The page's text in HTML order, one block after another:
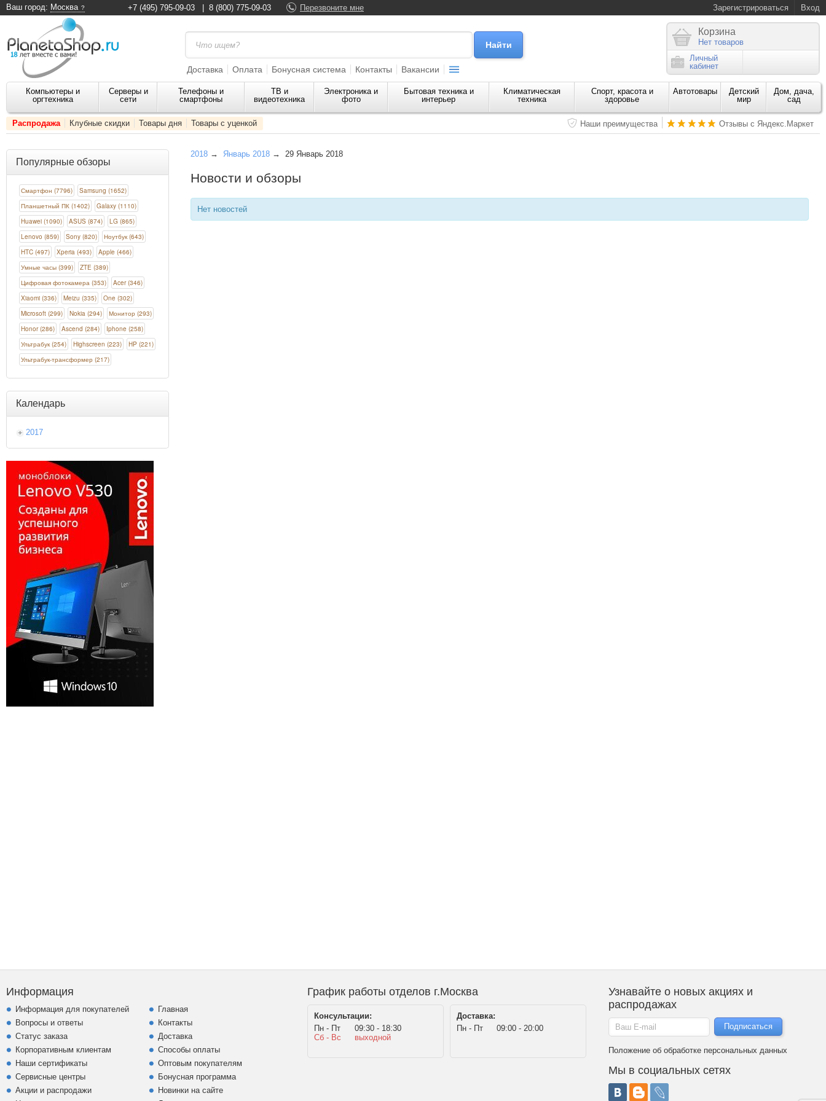
Ваш город: Москва Зарегистрироваться Вход
+7 (495) 795-09-03 8 (800) 775-09-03 Перезвоните мне
Доставка Оплата Бонусная система Контакты Вакансии
Корзина
Нет товаров
Личный
кабинет
Компьютеры и
оргтехника
Серверы и
сети
Телефоны и
смартфоны
ТВ и
видеотехника
Электроника и
фото
Бытовая техника и
интерьер
Климатическая
техника
Спорт, красота и
здоровье
Автотовары
Детский
мир
Дом, дача,
сад
Распродажа Клубные скидки Товары дня Товары с уценкой Наши преимущества Отзывы с Яндекс.Маркет
Популярные обзоры
Смартфон (7796)
Samsung (1652)
Планшетный ПК (1402)
Galaxy (1110)
Huawei (1090)
ASUS (874)
LG (865)
Lenovo (859)
Sony (820)
Ноутбук (643)
HTC (497)
Xperia (493)
Apple (466)
Умные часы (399)
ZTE (389)
Цифровая фотокамера (353)
Acer (346)
Xiaomi (336)
Meizu (335)
One (302)
Microsoft (299)
Nokia (294)
Монитор (293)
Honor (286)
Ascend (284)
Iphone (258)
Ультрабук (254)
Highscreen (223)
HP (221)
Ультрабук-трансформер (217)
Календарь
2017
2018→ Январь 2018→ 29 Январь 2018
Новости и обзоры
Нет новостей
Информация
Информация для покупателей
Вопросы и ответы
Статус заказа
Корпоративным клиентам
Наши сертификаты
Сервисные центры
Акции и распродажи
Главная
Контакты
Доставка
Способы оплаты
Оптовым покупателям
Бонусная программа
Новинки на сайте
График работы отделов г.Москва
Консультации:
Пн - Пт
09:30 - 18:30
Сб - Вс
выходной
Доставка:
Пн - Пт
09:00 - 20:00
Узнавайте о новых акциях и
распродажах
Положение об обработке персональных данных
Мы в социальных сетях